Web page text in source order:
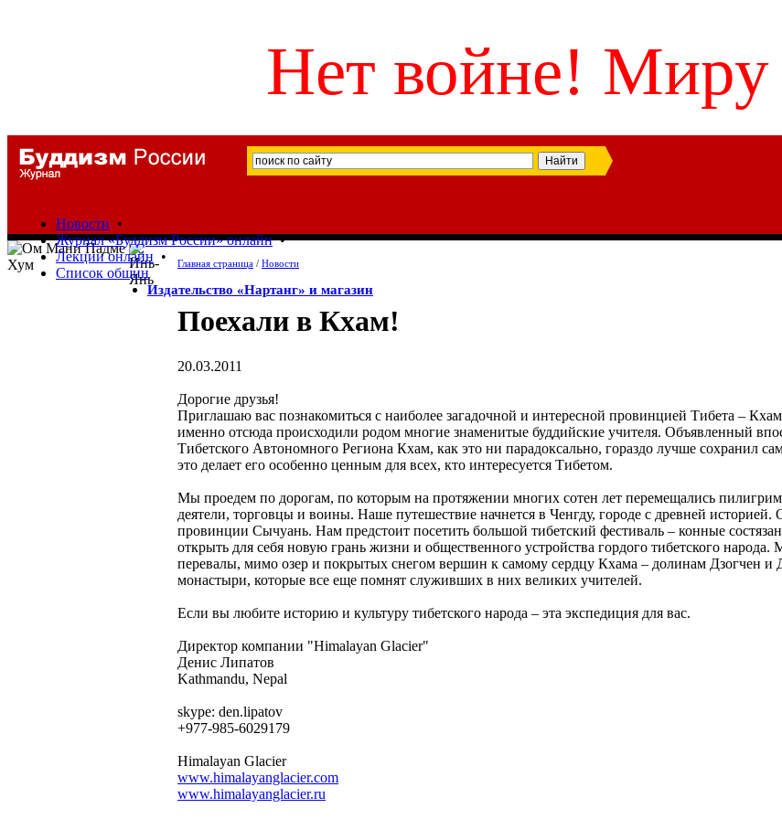
Новости •
Журнал «Буддизм России» онлайн•
Лекции онлайн •
Список общин
Издательство «Нартанг» и магазин
Нет войне!
Главная страница / Новости
Поехали в Кхам!
20.03.2011
Дорогие друзья!
Приглашаю вас познакомиться с наиболее загадочной и интересной провинцией Тибета –
именно отсюда происходили родом многие знаменитые буддийские учителя. Объявленный
Тибетского Автономного Региона Кхам, как это ни парадоксально, гораздо лучше сохранил
это делает его особенно ценным для всех, кто интересуется Тибетом.
Мы проедем по дорогам, по которым на протяжении многих сотен лет перемещались
деятели, торговцы и воины. Наше путешествие начнется в Ченгду, городе с древней
провинции Сычуань. Нам предстоит посетить большой тибетский фестиваль – конные
открыть для себя новую грань жизни и общественного устройства гордого тибетского
перевалы, мимо озер и покрытых снегом вершин к самому сердцу Кхама – долинам Дзогчен
монастыри, которые все еще помнят служивших в них великих учителей.
Если вы любите историю и культуру тибетского народа – эта экспедиция для вас.
Директор компании "Himalayan Glacier"
Денис Липатов
Kathmandu, Nepal
skype: den.lipatov
+977-985-6029179
Himalayan Glacier
www.himalayanglacier.com
www.himalayanglacier.ru